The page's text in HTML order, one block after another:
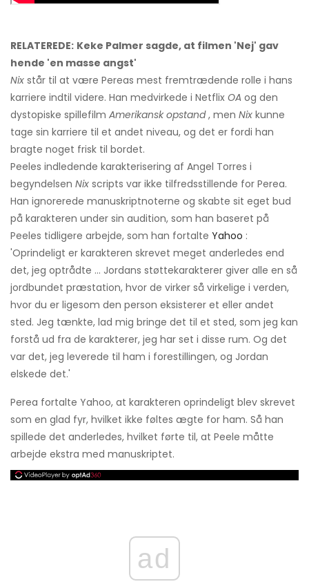
RELATEREDE: Keke Palmer sagde, at filmen 'Nej' gav
hende 'en masse angst'
Nix står til at være Pereas mest fremtrædende rolle i hans
karriere indtil videre. Han medvirkede i Netflix OA og den
dystopiske spillefilm Amerikansk opstand, men Nix kunne
tage sin karriere til et andet niveau, og det er fordi han
bragte noget frisk til bordet.
Peeles indledende karakterisering af Angel Torres i
begyndelsen Nix scripts var ikke tilfredsstillende for Perea.
Han ignorerede manuskriptnoterne og skabte sit eget bud
på karakteren under sin audition, som han baseret på
Peeles tidligere arbejde, som han fortalte Yahoo :
'Oprindeligt er karakteren skrevet meget anderledes end
det, jeg optrådte ... Jordans støttekarakterer giver alle en så
jordbundet præstation, hvor de virker så virkelige i verden,
hvor du er ligesom den person eksisterer et eller andet
sted. Jeg tænkte, lad mig bringe det til et sted, som jeg kan
forstå ud fra de karakterer, jeg har set i disse rum. Og det
var det, jeg leverede til ham i forestillingen, og Jordan
elskede det.'
Perea fortalte Yahoo, at karakteren oprindeligt blev skrevet
som en glad fyr, hvilket ikke føltes ægte for ham. Så han
spillede det anderledes, hvilket førte til, at Peele måtte
arbejde ekstra med manuskriptet.
ad